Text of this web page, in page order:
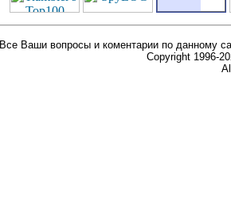
Все Ваши вопросы и коментарии по данному
Copyright 1996-